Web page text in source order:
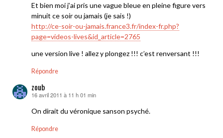
Et bien moi j’ai pris une vague bleue en pleine figure vers
minuit ce soir ou jamais (je sais !)
http://ce-soir-ou-jamais.france3.fr/index-fr.php?
page=videos-lives&id_article=2765
une version live ! allez y plongez !!! c’est renversant !!!
Répondre
zoub
dit :
16 avril 2011 à 11 h 01 min
On dirait du véronique sanson psyché.
Répondre